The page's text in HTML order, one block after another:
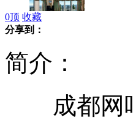
英男钓最大淡水鱼 长2
0顶 收藏
分享到：
简介：
成都网吧